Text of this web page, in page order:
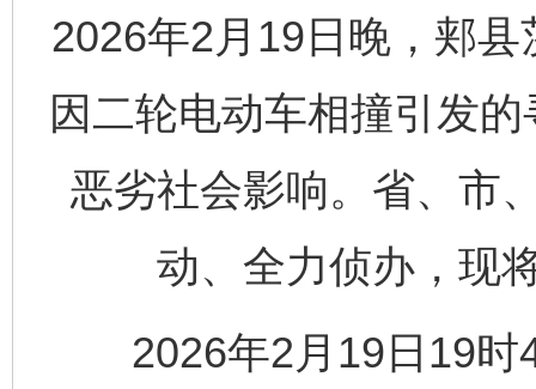
2026年2月19日晚，郏
因二轮电动车相撞引发
恶劣社会影响。省、市
动、全力侦办，现
2026年2月19日19时